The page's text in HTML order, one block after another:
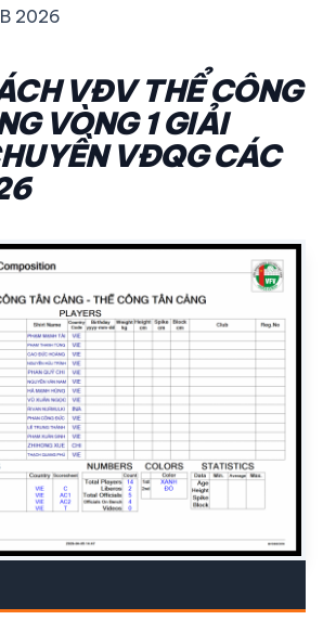
2026
VĐV THỂ CÔNG
VÒNG 1 GIẢI
VĐQG CÁC